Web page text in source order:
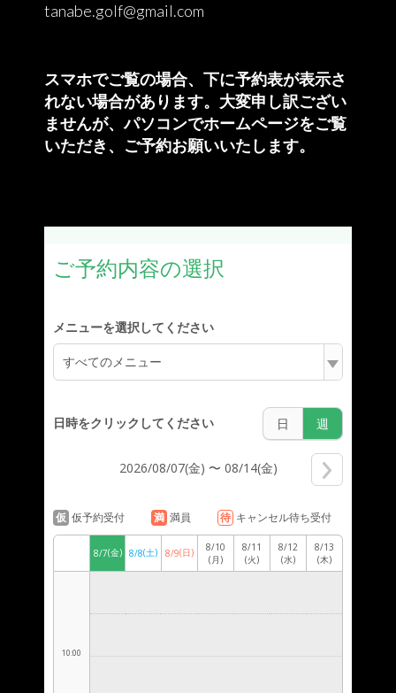
tanabe.golf@gmail.com
スマホでご覧の場合、下に予約表が表示さ
れない場合があります。大変申し訳ござい
ませんが、パソコンでホームページをご覧
いただき、ご予約お願いいたします。